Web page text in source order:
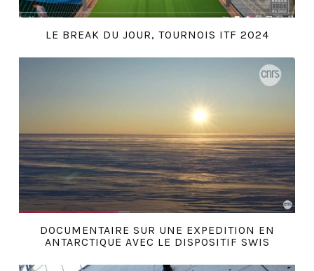
LE BREAK DU JOUR, TOURNOIS ITF 2024
DOCUMENTAIRE SUR UNE EXPEDITION EN
ANTARCTIQUE AVEC LE DISPOSITIF SWIS